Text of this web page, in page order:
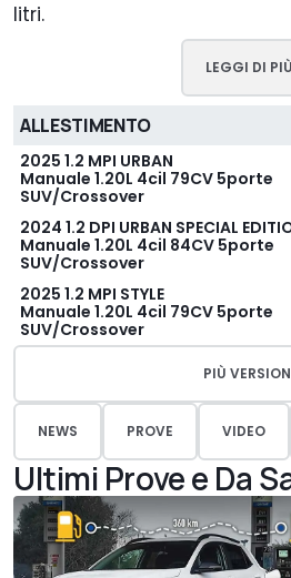
litri.
LEGGI DI PIÙ
ALLESTIMENTO
2025 1.2 MPI URBAN
Manuale 1.20L 4cil 79CV 5porte
SUV/Crossover
2024 1.2 DPI URBAN SPECIAL
Manuale 1.20L 4cil 84CV 5porte
SUV/Crossover
2025 1.2 MPI STYLE
Manuale 1.20L 4cil 79CV 5porte
SUV/Crossover
PIÙ
NEWS PROVE VIDEO
Ultimi Prove e Da